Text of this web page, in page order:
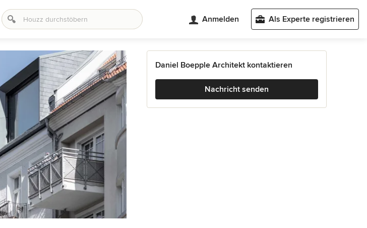
Anmelden Als Experte registrieren
Daniel Boepple Architekt kontaktieren
Nachricht senden